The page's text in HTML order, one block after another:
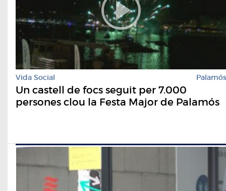
Vida Social Palamós
Un castell de focs seguit per 7.000
persones clou la Festa Major de Palamós